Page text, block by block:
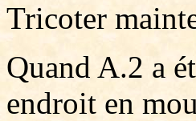
Tricoter
Quand A.2 a
endroit en